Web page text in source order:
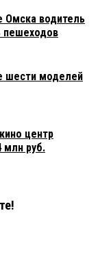
Омска водитель
пешеходов
шести моделей
центр
млн руб.